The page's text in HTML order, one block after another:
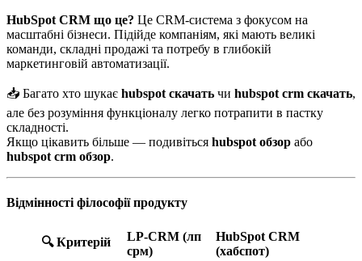
HubSpot CRM що це? Це CRM-система з фокусом на
масштабні бізнеси. Підійде компаніям, які мають великі
команди, складні продажі та потребу в глибокій
маркетинговій автоматизації.
📥 Багато хто шукає hubspot скачать чи hubspot crm скачать,
але без розуміння функціоналу легко потрапити в пастку
складності.
Якщо цікавить більше — подивіться hubspot обзор або
hubspot crm обзор.
Відмінності філософії продукту
🔍 Критерій
LP-CRM (лп
срм)
HubSpot CRM
(хабспот)